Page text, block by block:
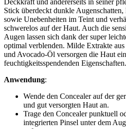
Deckkraft und andererseits in seiner
Stick überdeckt dunkle
sowie Unebenheiten im Teint und
schwerelos auf der Haut. Auch die
Augen lassen sich dank der super
optimal verblenden. Milde Extrakte
und Avocado-Öl versorgen die Haut
feuchtigkeitsspendenden Eigenschaften.
Anwendung:
Wende den Concealer auf der
und gut versorgten Haut an.
Trage den Concealer punktuell
integrierten Pinsel unter dem